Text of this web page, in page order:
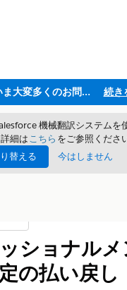
ただいま大変多くのお問い合わせをいただいており、ご連絡までにお時間を頂戴しております 続き
機械翻訳システムを
細はこちら をご参照くださ
替える
今はしません
示
ショナル
の払い戻し